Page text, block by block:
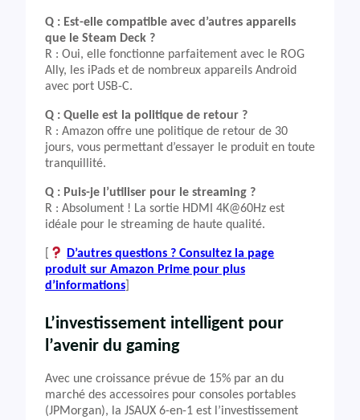
Q : Est-elle compatible avec d’autres appareils
que le Steam Deck ?
R : Oui, elle fonctionne parfaitement avec le ROG
Ally, les iPads et de nombreux appareils Android
avec port USB-C.
Q : Quelle est la politique de retour ?
R : Amazon offre une politique de retour de 30
jours, vous permettant d’essayer le produit en toute
tranquillité.
Q : Puis-je l’utiliser pour le streaming ?
R : Absolument ! La sortie HDMI 4K@60Hz est
idéale pour le streaming de haute qualité.
D’autres questions ? Consultez la page
produit sur Amazon Prime pour plus
d’informations
L’investissement intelligent pour
l’avenir du gaming
Avec une croissance prévue de 15% par an du
marché des accessoires pour consoles portables
(JPMorgan), la JSAUX 6-en-1 est l’investissement